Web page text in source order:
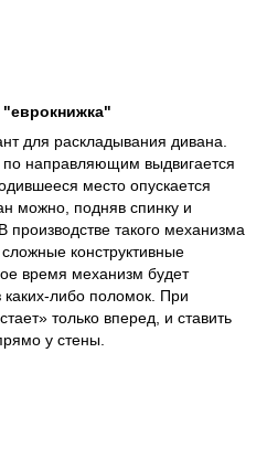
для раскладывания дивана.
направляющим выдвигается
место опускается
можно, подняв спинку и
производстве такого механизма
конструктивные
время механизм будет
либо поломок. При
только вперед, и ставить
у стены.